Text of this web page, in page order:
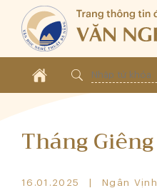
Tháng Giêng
16.01.2025 Ngân Vịnh